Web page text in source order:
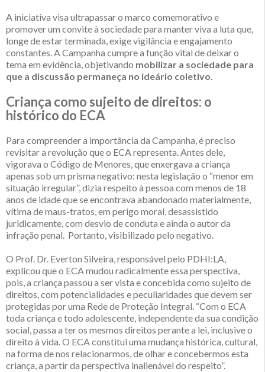
A iniciativa visa ultrapassar o marco comemorativo e
promover um convite à sociedade para manter viva a luta que,
longe de estar terminada, exige vigilância e engajamento
constantes. A Campanha cumpre a função vital de deixar o
tema em evidência, objetivando mobilizar a sociedade para
que a discussão permaneça no ideário coletivo.
Criança como sujeito de direitos: o
histórico do ECA
Para compreender a importância da Campanha, é preciso
revisitar a revolução que o ECA representa. Antes dele,
vigorava o Código de Menores, que enxergava a criança
apenas sob um prisma negativo: nesta legislação o “menor em
situação irregular”, dizia respeito à pessoa com menos de 18
anos de idade que se encontrava abandonado materialmente,
vítima de maus-tratos, em perigo moral, desassistido
juridicamente, com desvio de conduta e ainda o autor da
infração penal. Portanto, visibilizado pelo negativo.
O Prof. Dr. Everton Silveira, responsável pelo PDHI:LA,
explicou que o ECA mudou radicalmente essa perspectiva,
pois, a criança passou a ser vista e concebida como sujeito de
direitos, com potencialidades e peculiaridades que devem ser
protegidas por uma Rede de Proteção Integral. “Com o ECA
toda criança e todo adolescente, independente da sua condição
social, passa a ter os mesmos direitos perante a lei, inclusive o
direito à vida. O ECA constitui uma mudança histórica, cultural,
na forma de nos relacionarmos, de olhar e concebermos esta
criança, a partir da perspectiva inalienável do respeito”.